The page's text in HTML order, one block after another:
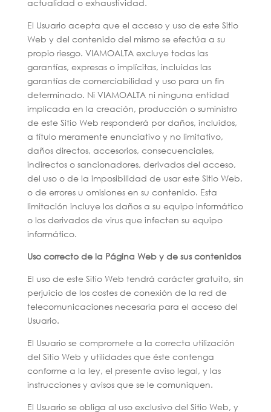
actualidad o exhaustividad.
El Usuario acepta que el acceso y uso de este Sitio
Web y del contenido del mismo se efectúa a su
propio riesgo. VIAMOALTA excluye todas las
garantías, expresas o implícitas, incluidas las
garantías de comerciabilidad y uso para un fin
determinado. Ni VIAMOALTA ni ninguna entidad
implicada en la creación, producción o suministro
de este Sitio Web responderá por daños, incluidos,
a título meramente enunciativo y no limitativo,
daños directos, accesorios, consecuenciales,
indirectos o sancionadores, derivados del acceso,
del uso o de la imposibilidad de usar este Sitio Web,
o de errores u omisiones en su contenido. Esta
limitación incluye los daños a su equipo informático
o los derivados de virus que infecten su equipo
informático.
Uso correcto de la Página Web y de sus contenidos
El uso de este Sitio Web tendrá carácter gratuito, sin
perjuicio de los costes de conexión de la red de
telecomunicaciones necesaria para el acceso del
Usuario.
El Usuario se compromete a la correcta utilización
del Sitio Web y utilidades que éste contenga
conforme a la ley, el presente aviso legal, y las
instrucciones y avisos que se le comuniquen.
El Usuario se obliga al uso exclusivo del Sitio Web, y